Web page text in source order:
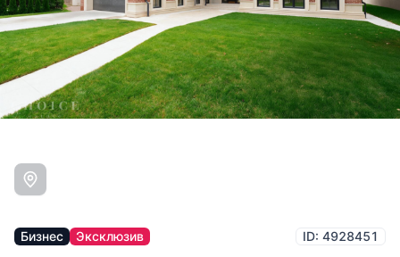
Бизнес Эксклюзив ID: 4928451